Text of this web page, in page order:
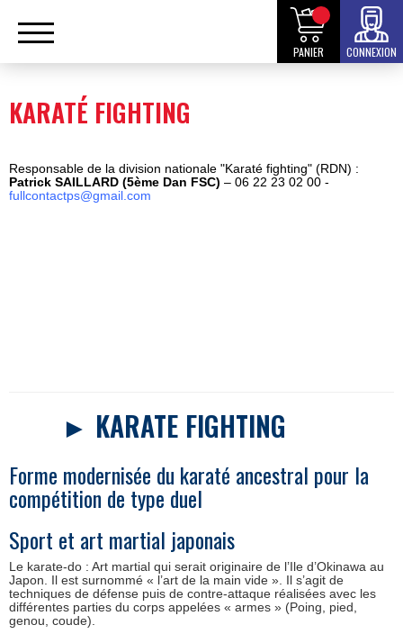
PANIER CONNEXION
KARATÉ FIGHTING
Responsable de la division nationale "Karaté fighting" (RDN) :
Patrick SAILLARD (5ème Dan FSC) – 06 22 23 02 00 -
fullcontactps@gmail.com
► KARATE FIGHTING
Forme modernisée du karaté ancestral pour la
compétition de type duel
Sport et art martial japonais
Le karate-do : Art martial qui serait originaire de l’Ile d’Okinawa au
Japon. Il est surnommé « l’art de la main vide ». Il s’agit de
techniques de défense puis de contre-attaque réalisées avec les
différentes parties du corps appelées « armes » (Poing, pied,
genou, coude).